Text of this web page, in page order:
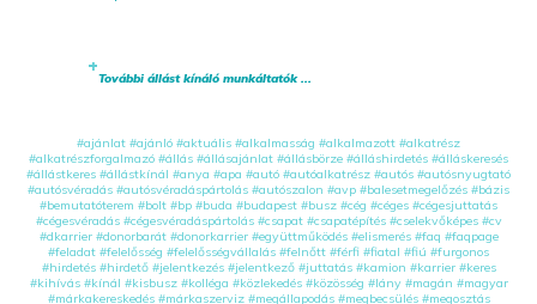
További állást kínáló munkáltatók ...
#ajánlat #ajánló #aktuális #alkalmasság #alkalmazott #alkatrész
#alkatrészforgalmazó #állás #állásajánlat #állásbörze #álláshirdetés #álláskeresés
#állástkeres #állástkínál #anya #apa #autó #autóalkatrész #autós #autósnyugtató
#autósvéradás #autósvéradáspártolás #autószalon #avp #balesetmegelőzés #bázis
#bemutatóterem #bolt #bp #buda #budapest #busz #cég #céges #cégesjuttatás
#cégesvéradás #cégesvéradáspártolás #csapat #csapatépítés #cselekvőképes #cv
#dkarrier #donorbarát #donorkarrier #együttműködés #elismerés #faq #faqpage
#feladat #felelősség #felelősségvállalás #felnőtt #férfi #fiatal #fiú #furgonos
#hirdetés #hirdető #jelentkezés #jelentkező #juttatás #kamion #karrier #keres
#kihívás #kínál #kisbusz #kolléga #közlekedés #közösség #lány #magán #magyar
#márkakereskedés #márkaszerviz #megállapodás #megbecsülés #megosztás